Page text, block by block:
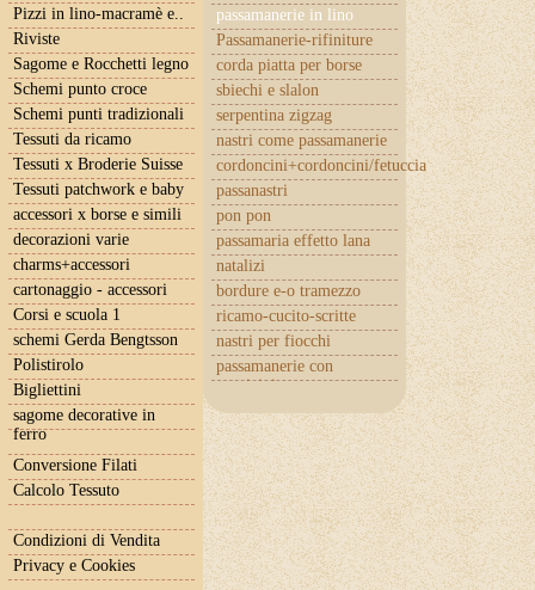
passamanerie in lino
Passamanerie-rifiniture
corda piatta per borse
sbiechi e slalon
serpentina zigzag
nastri come passamanerie
cordoncini+cordoncini/fetuccia
passanastri
pon pon
passamaria effetto lana
natalizi
bordure e-o tramezzo
ricamo-cucito-scritte
nastri per fiocchi
passamanerie con
cuoricini
Pizzi in lino-macramè e..
Riviste
Sagome e Rocchetti legno
Schemi punto croce
Schemi punti tradizionali
Tessuti da ricamo
Tessuti x Broderie Suisse
Tessuti patchwork e baby
accessori x borse e simili
decorazioni varie
charms+accessori
cartonaggio - accessori
Corsi e scuola 1
schemi Gerda Bengtsson
Polistirolo
Bigliettini
sagome decorative in
ferro
Conversione Filati
Calcolo Tessuto
Condizioni di Vendita
Privacy e Cookies